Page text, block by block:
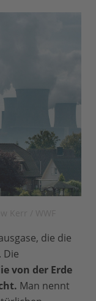
die die
Die
von der Erde
Man nennt